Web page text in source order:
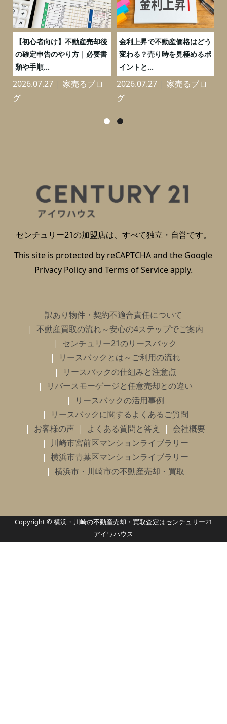
【初心者向け】不動産売却後
の確定申告のやり方｜必要書
類や手順...
2026.07.27
家売るブロ
グ
金利上昇で不動産価格はどう
変わる？売り時を見極めるポ
イントと...
2026.07.27
家売るブロ
グ
センチュリー21の加盟店は、すべて独立・自営です。
This site is protected by reCAPTCHA and the Google
Privacy Policyand Terms of Serviceapply.
訳あり物件・契約不適合責任について
不動産買取の流れ～安心の4ステップでご案内
センチュリー21のリースバック
リースバックとは～ご利用の流れ
リースバックの仕組みと注意点
リバースモーゲージと任意売却との違い
リースバックの活用事例
リースバックに関するよくあるご質問
お客様の声
よくある質問と答え
会社概要
川崎市宮前区マンションライブラリー
横浜市青葉区マンションライブラリー
横浜市・川崎市の不動産売却・買取
Copyright © 横浜・川崎の不動産売却・買取査定はセンチュリー21
アイワハウス